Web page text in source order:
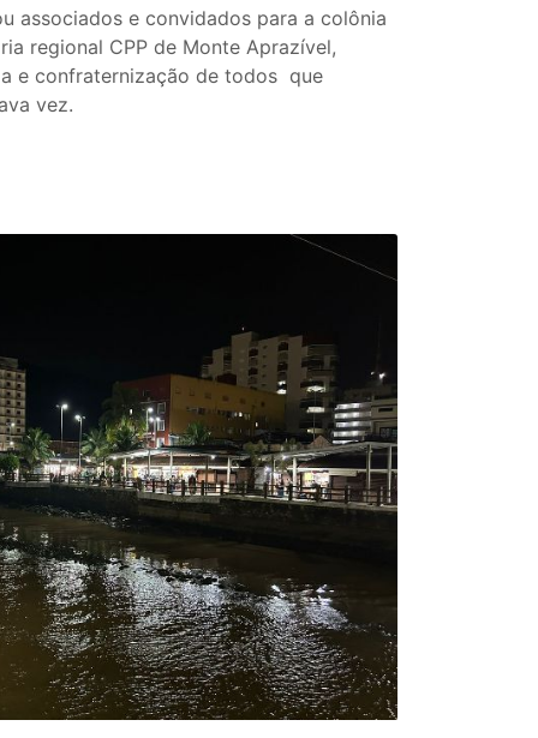
associados e convidados para a colônia
regional CPP de Monte Aprazível,
e confraternização de todos que
vez.